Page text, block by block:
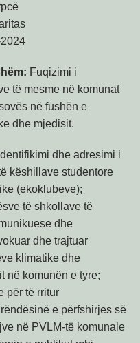
Fuqizimi i
të mesme në komunat
në fushën e
dhe mjedisit.
Identifikimi dhe adresimi i
këshillave studentore
(ekoklubeve);
të shkollave të
dhe
dhe trajtuar
klimatike dhe
në komunën e tyre;
për të rritur
e përfshirjes së
në PVLM-të komunale